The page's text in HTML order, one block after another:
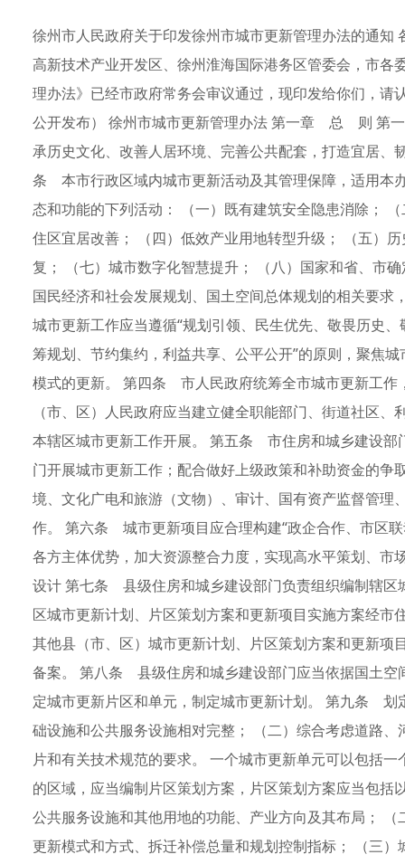
徐州市人民政府关于印发徐州市城市更新管理办法的通
高新技术产业开发区、徐州淮海国际港务区管委会，市
理办法》已经市政府常务会审议通过，现印发给你们，
公开发布） 徐州市城市更新管理办法 第一章 总 则 第
承历史文化、改善人居环境、完善公共配套，打造宜居
条 本市行政区域内城市更新活动及其管理保障，适用本
态和功能的下列活动： （一）既有建筑安全隐患消除；
住区宜居改善； （四）低效产业用地转型升级； （五）
复； （七）城市数字化智慧提升； （八）国家和省、市
国民经济和社会发展规划、国土空间总体规划的相关要
城市更新工作应当遵循“规划引领、民生优先、敬畏历史
筹规划、节约集约，利益共享、公平公开”的原则，聚焦
模式的更新。 第四条 市人民政府统筹全市城市更新工作
（市、区）人民政府应当建立健全职能部门、街道社区
本辖区城市更新工作开展。 第五条 市住房和城乡建设部
门开展城市更新工作；配合做好上级政策和补助资金的
境、文化广电和旅游（文物）、审计、国有资产监督管
作。 第六条 城市更新项目应合理构建“政企合作、市区
各方主体优势，加大资源整合力度，实现高水平策划、
设计 第七条 县级住房和城乡建设部门负责组织编制辖区
区城市更新计划、片区策划方案和更新项目实施方案经
其他县（市、区）城市更新计划、片区策划方案和更新
备案。 第八条 县级住房和城乡建设部门应当依据国土空
定城市更新片区和单元，制定城市更新计划。 第九条 划
础设施和公共服务设施相对完整； （二）综合考虑道路
片和有关技术规范的要求。 一个城市更新单元可以包括
的区域，应当编制片区策划方案，片区策划方案应当包
公共服务设施和其他用地的功能、产业方向及其布局；
更新模式和方式、拆迁补偿总量和规划控制指标； （三